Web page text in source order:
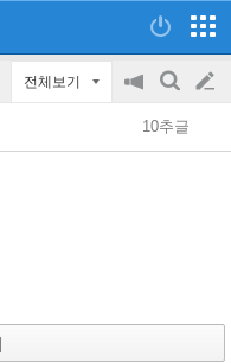
전체보기
공
지
on/off
검
색
글
쓰
10추글